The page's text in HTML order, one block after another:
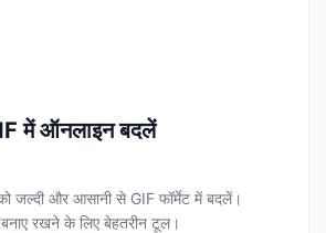
में ऑनलाइन बदलें
जल्दी और आसानी से GIF फॉर्मेट में बदलें।
रखने के लिए बेहतरीन टूल।